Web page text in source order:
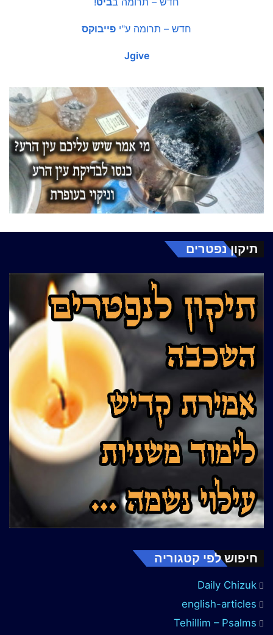
חדש – תרומה ע"י פייבוקס
Jgive
תיקון נפטרים
חיפוש לפי קטגוריה
Daily Chizuk
english-articles
Tehillim – Psalms